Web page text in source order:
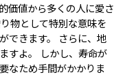
価値から多くの人に愛さ
物として特別な意味を
できます。 さらに、地
すよ。 しかし、寿命が
なため手間がかかりま